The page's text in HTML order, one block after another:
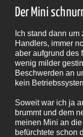
Der Mini
Ich stand dann
Handlers, immer
aber aufgrund des
wenig milder
Beschwerden an
kein
Soweit war ich ja
brummt und dem
meinen Mini an
befürchtete schon